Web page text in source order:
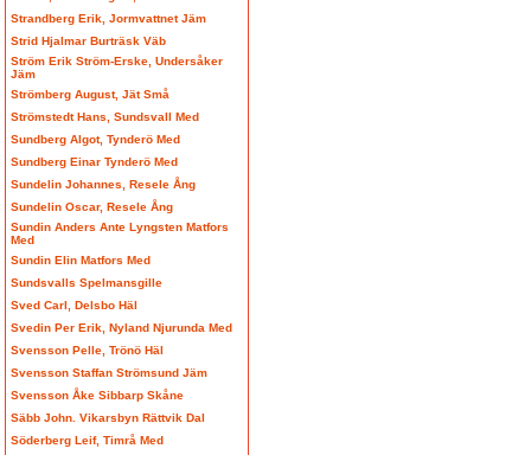
Strandberg Erik, Jormvattnet Jäm
Strid Hjalmar Burträsk Väb
Ström Erik Ström-Erske, Undersåker
Jäm
Strömberg August, Jät Små
Strömstedt Hans, Sundsvall Med
Sundberg Algot, Tynderö Med
Sundberg Einar Tynderö Med
Sundelin Johannes, Resele Ång
Sundelin Oscar, Resele Ång
Sundin Anders Ante Lyngsten Matfors
Med
Sundin Elin Matfors Med
Sundsvalls Spelmansgille
Sved Carl, Delsbo Häl
Svedin Per Erik, Nyland Njurunda Med
Svensson Pelle, Trönö Häl
Svensson Staffan Strömsund Jäm
Svensson Åke Sibbarp Skåne
Säbb John. Vikarsbyn Rättvik Dal
Söderberg Leif, Timrå Med